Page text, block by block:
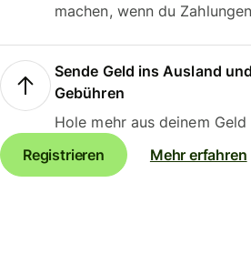
machen, wenn du
Sende Geld ins Ausland
Gebühren
Hole mehr aus deinem
Registrieren
Mehr erfahren